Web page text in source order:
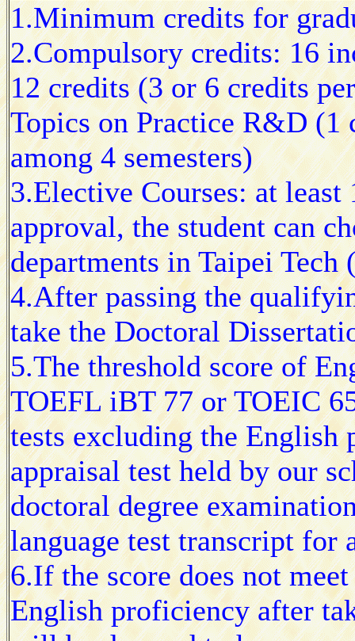
1.Minimum credits for
2.Compulsory credits: 16
12 credits (3 or 6 credits
Topics on Practice R&D (1
among 4 semesters)
3.Elective Courses: at least
approval, the student can
departments in Taipei Tech
4.After passing the
take the Doctoral
5.The threshold score of
TOEFL iBT 77 or TOEIC
tests excluding the English
appraisal test held by our
doctoral degree
language test transcript for
6.If the score does not
English proficiency after